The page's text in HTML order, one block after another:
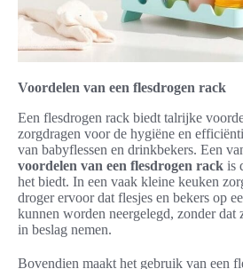
Voordelen van een flesdrogen rack
Een flesdrogen rack biedt talrijke
zorgdragen voor de hygiëne en
van babyflessen en drinkbekers. Een
voordelen van een flesdrogen rack is
het biedt. In een vaak kleine keuken
droger ervoor dat flesjes en bekers op
kunnen worden neergelegd, zonder dat
in beslag nemen.
Bovendien maakt het gebruik van een